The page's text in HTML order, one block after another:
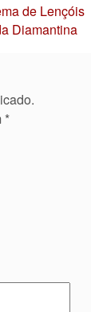
de Lençóis
Diamantina
*